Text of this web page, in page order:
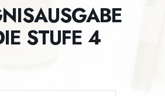
STUFE 4